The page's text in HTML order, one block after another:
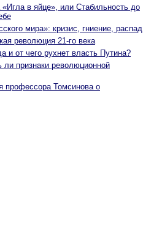
в яйце», или Стабильность до
мира»: кризис, гниение, распад
революция 21-го века
и от чего рухнет власть Путина?
признаки революционной
профессора Томсинова о